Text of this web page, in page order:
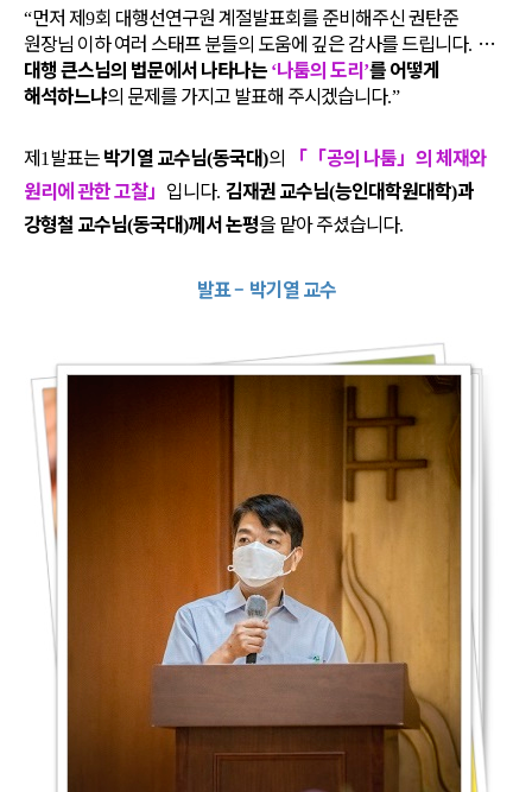
“먼저 제9회 대행선연구원 계절발표회를 준비해주신 권탄준
원장님 이하 여러 스태프 분들의 도움에 깊은 감사를 드립니다. …
대행 큰스님의 법문에서 나타나는 ‘나툼의 도리’를 어떻게
해석하느냐의 문제를 가지고 발표해 주시겠습니다.”
제1 발표는박기열 교수님(동국대)의 「「공의 나툼」 의 체재와
원리에 관한 고찰」 입니다. 김재권 교수님(능인대학원대학)과
강형철 교수님(동국대)께서 논평을 맡아 주셨습니다.
발표– 박기열 교수